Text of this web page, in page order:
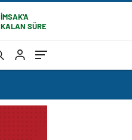
İMSAK'A
KALAN SÜRE